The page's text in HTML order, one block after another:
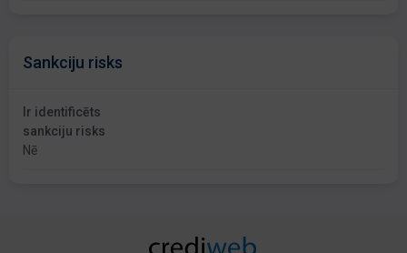
Sankciju risks
Ir identificēts
sankciju risks
Nē